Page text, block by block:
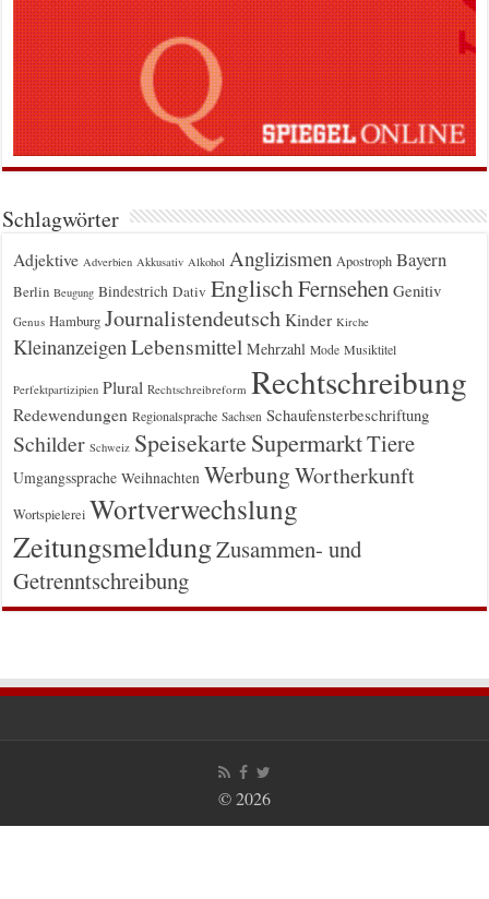
Schlagwörter
Adjektive Adverbien Akkusativ Alkohol Anglizismen Apostroph Bayern
Berlin Beugung Bindestrich Dativ EnglischFernsehen Genitiv
Genus Hamburg Journalistendeutsch Kinder Kirche
KleinanzeigenLebensmittel Mehrzahl Mode Musiktitel
Perfektpartizipien Plural Rechtschreibreform Rechtschreibung
Redewendungen Regionalsprache Sachsen Schaufensterbeschriftung
Schilder Schweiz Speisekarte SupermarktTiere
Umgangssprache Weihnachten WerbungWortherkunft
Wortspielerei Wortverwechslung
ZeitungsmeldungZusammen- und
Getrenntschreibung
© 2026